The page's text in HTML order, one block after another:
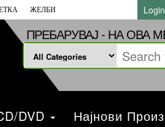
ЖЕЛБИ
ПРЕБАРУВАЈ - НА ОВА
DVD Најнови